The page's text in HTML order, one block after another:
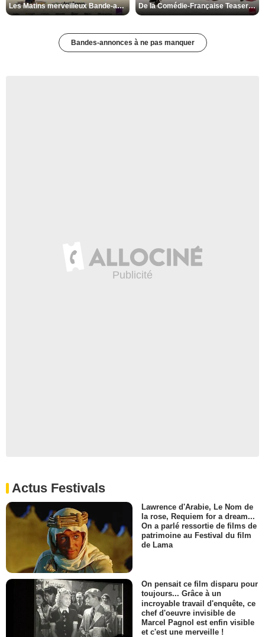
Les Matins merveilleux Bande-annonce VF De la Comédie-Française Teaser VF
Bandes-annonces à ne pas manquer
Actus Festivals
Lawrence d'Arabie, Le Nom de
la rose, Requiem for a dream...
On a parlé ressortie de films de
patrimoine au Festival du film
de Lama
On pensait ce film disparu pour
toujours... Grâce à un
incroyable travail d'enquête, ce
chef d'oeuvre invisible de
Marcel Pagnol est enfin visible
et c'est une merveille !